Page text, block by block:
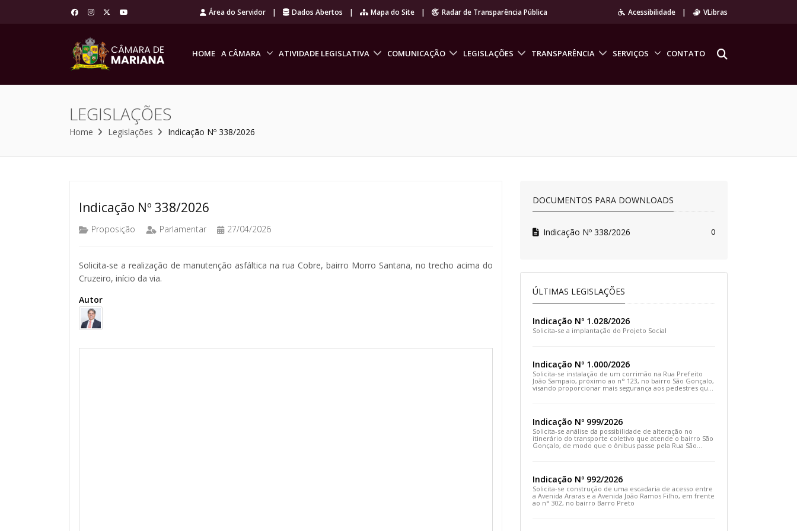
Área do Servidor | Dados Abertos | Mapa do Site | Radar de Transparência Pública Acessibilidade | VLibras
HOME A CÂMARA ATIVIDADE LEGISLATIVA COMUNICAÇÃO LEGISLAÇÕES TRANSPARÊNCIA SERVIÇOS CONTATO
LEGISLAÇÕES
Home Legislações Indicação Nº 338/2026
Indicação Nº 338/2026
Proposição Parlamentar 27/04/2026
Solicita-se a realização de manutenção asfáltica na rua Cobre, bairro Morro Santana, no trecho acima do
Cruzeiro, início da via.
Autor
DOCUMENTOS PARA DOWNLOADS
Indicação Nº 338/2026 0
ÚLTIMAS LEGISLAÇÕES
Indicação Nº 1.028/2026
Solicita-se a implantação do Projeto Social
Indicação Nº 1.000/2026
Solicita-se instalação de um corrimão na Rua Prefeito
João Sampaio, próximo ao n° 123, no bairro São Gonçalo,
visando proporcionar mais segurança aos pedestres que
Indicação Nº 999/2026
Solicita-se análise da possibilidade de alteração no
itinerário do transporte coletivo que atende o bairro São
Gonçalo, de modo que o ônibus passe pela Rua São
Indicação Nº 992/2026
Solicita-se construção de uma escadaria de acesso entre
a Avenida Araras e a Avenida João Ramos Filho, em frente
ao n° 302, no bairro Barro Preto